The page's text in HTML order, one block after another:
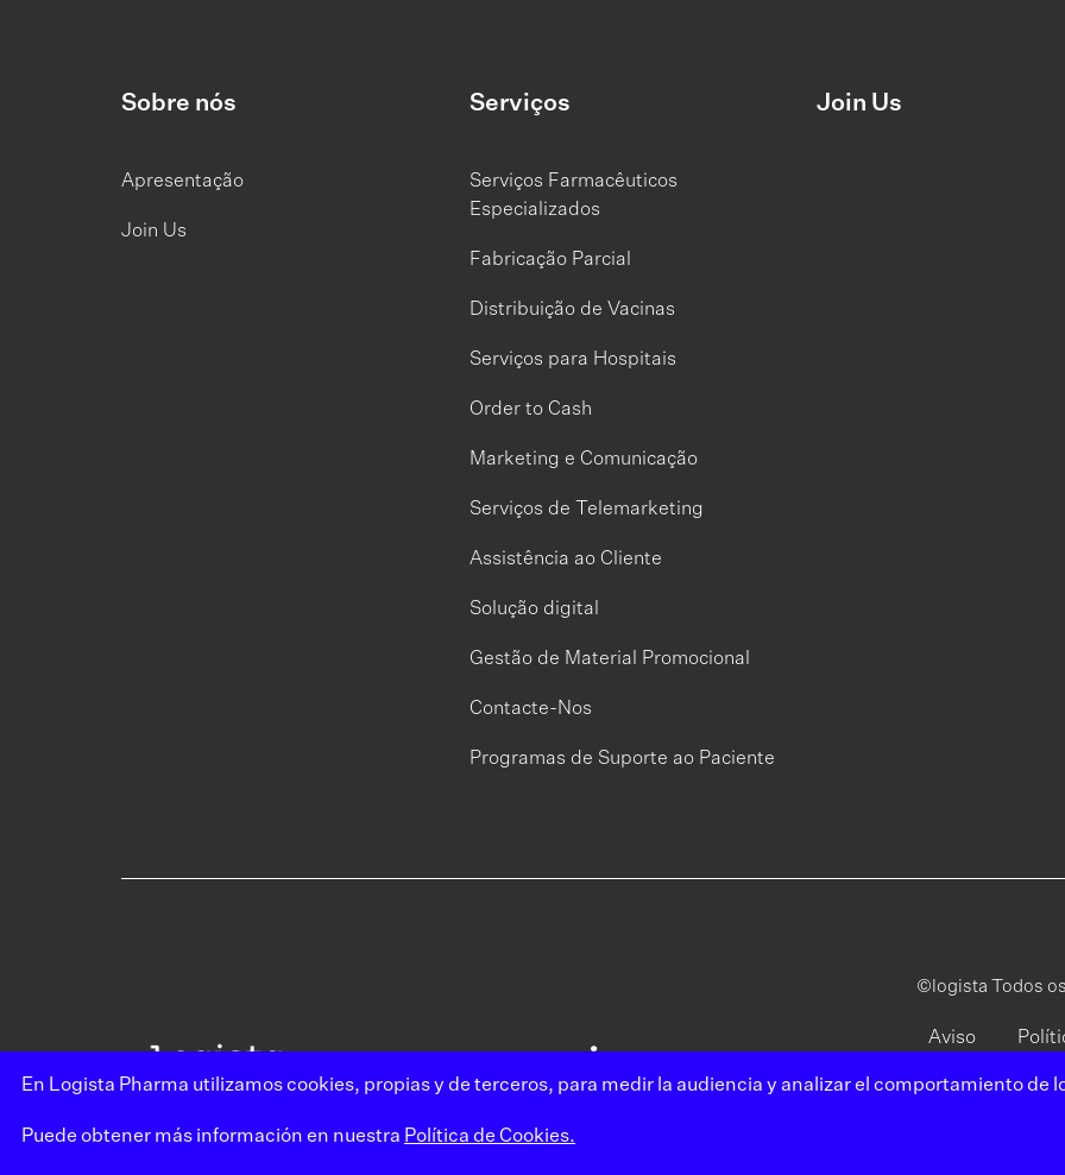
Sobre nós
Apresentação
Join Us
Serviços
Serviços Farmacêuticos
Especializados
Fabricação Parcial
Distribuição de Vacinas
Serviços para Hospitais
Order to Cash
Marketing e Comunicação
Serviços de Telemarketing
Assistência ao Cliente
Solução digital
Gestão de Material Promocional
Contacte-Nos
Programas de Suporte ao Paciente
Join Us
©logista Todos
Aviso
En Logista Pharma utilizamos cookies, propias y de terceros, para medir la audiencia y analizar el comportamiento de
Puede obtener más información en nuestra Política de Cookies.